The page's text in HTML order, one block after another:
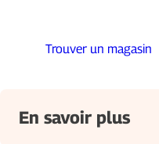
Trouver un magasin
En savoir plus